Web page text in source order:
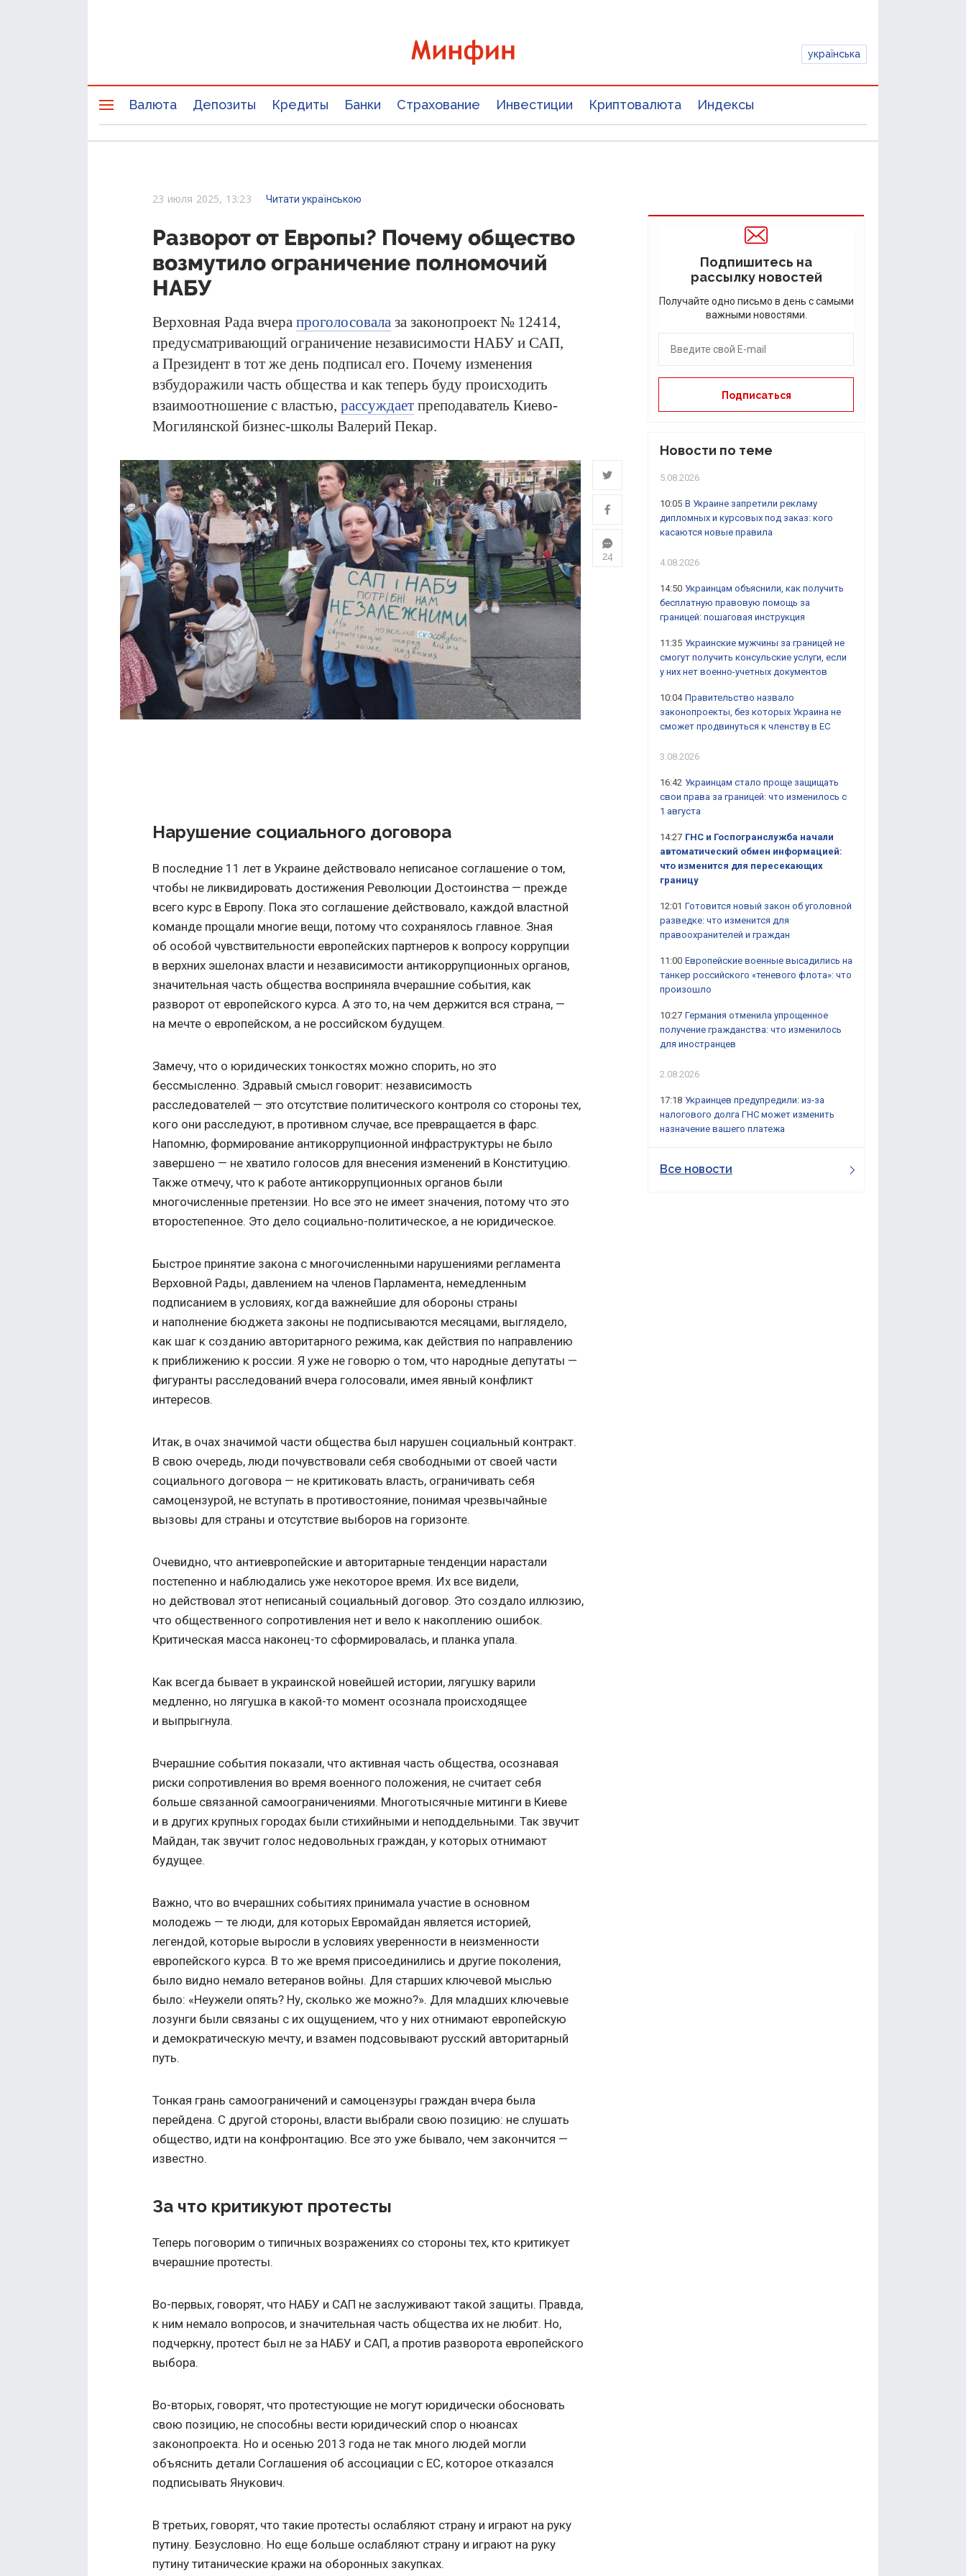
українська
Валюта Депозиты Кредиты Банки Страхование Инвестиции Криптовалюта Индексы
23 июля 2025, 13:23 Читати українською
Разворот от Европы? Почему общество
возмутило ограничение полномочий
НАБУ
Верховная Рада вчера проголосовала за законопроект № 12414,
предусматривающий ограничение независимости НАБУ и САП,
а Президент в тот же день подписал его. Почему изменения
взбудоражили часть общества и как теперь буду происходить
взаимоотношение с властью, рассуждает преподаватель Киево-
Могилянской бизнес-школы Валерий Пекар.
24
Нарушение социального договора
В последние 11 лет в Украине действовало неписаное соглашение о том,
чтобы не ликвидировать достижения Революции Достоинства — прежде
всего курс в Европу. Пока это соглашение действовало, каждой властной
команде прощали многие вещи, потому что сохранялось главное. Зная
об особой чувствительности европейских партнеров к вопросу коррупции
в верхних эшелонах власти и независимости антикоррупционных органов,
значительная часть общества восприняла вчерашние события, как
разворот от европейского курса. А это то, на чем держится вся страна, —
на мечте о европейском, а не российском будущем.
Замечу, что о юридических тонкостях можно спорить, но это
бессмысленно. Здравый смысл говорит: независимость
расследователей — это отсутствие политического контроля со стороны тех,
кого они расследуют, в противном случае, все превращается в фарс.
Напомню, формирование антикоррупционной инфраструктуры не было
завершено — не хватило голосов для внесения изменений в Конституцию.
Также отмечу, что к работе антикоррупционных органов были
многочисленные претензии. Но все это не имеет значения, потому что это
второстепенное. Это дело социально-политическое, а не юридическое.
Быстрое принятие закона с многочисленными нарушениями регламента
Верховной Рады, давлением на членов Парламента, немедленным
подписанием в условиях, когда важнейшие для обороны страны
и наполнение бюджета законы не подписываются месяцами, выглядело,
как шаг к созданию авторитарного режима, как действия по направлению
к приближению к россии. Я уже не говорю о том, что народные депутаты —
фигуранты расследований вчера голосовали, имея явный конфликт
интересов.
Итак, в очах значимой части общества был нарушен социальный контракт.
В свою очередь, люди почувствовали себя свободными от своей части
социального договора — не критиковать власть, ограничивать себя
самоцензурой, не вступать в противостояние, понимая чрезвычайные
вызовы для страны и отсутствие выборов на горизонте.
Очевидно, что антиевропейские и авторитарные тенденции нарастали
постепенно и наблюдались уже некоторое время. Их все видели,
но действовал этот неписаный социальный договор. Это создало иллюзию,
что общественного сопротивления нет и вело к накоплению ошибок.
Критическая масса наконец-то сформировалась, и планка упала.
Как всегда бывает в украинской новейшей истории, лягушку варили
медленно, но лягушка в какой-то момент осознала происходящее
и выпрыгнула.
Вчерашние события показали, что активная часть общества, осознавая
риски сопротивления во время военного положения, не считает себя
больше связанной самоограничениями. Многотысячные митинги в Киеве
и в других крупных городах были стихийными и неподдельными. Так звучит
Майдан, так звучит голос недовольных граждан, у которых отнимают
будущее.
Важно, что во вчерашних событиях принимала участие в основном
молодежь — те люди, для которых Евромайдан является историей,
легендой, которые выросли в условиях уверенности в неизменности
европейского курса. В то же время присоединились и другие поколения,
было видно немало ветеранов войны. Для старших ключевой мыслью
было: «Неужели опять? Ну, сколько же можно?». Для младших ключевые
лозунги были связаны с их ощущением, что у них отнимают европейскую
и демократическую мечту, и взамен подсовывают русский авторитарный
путь.
Тонкая грань самоограничений и самоцензуры граждан вчера была
перейдена. С другой стороны, власти выбрали свою позицию: не слушать
общество, идти на конфронтацию. Все это уже бывало, чем закончится —
известно.
За что критикуют протесты
Теперь поговорим о типичных возражениях со стороны тех, кто критикует
вчерашние протесты.
Во-первых, говорят, что НАБУ и САП не заслуживают такой защиты. Правда,
к ним немало вопросов, и значительная часть общества их не любит. Но,
подчеркну, протест был не за НАБУ и САП, а против разворота европейского
выбора.
Во-вторых, говорят, что протестующие не могут юридически обосновать
свою позицию, не способны вести юридический спор о нюансах
законопроекта. Но и осенью 2013 года не так много людей могли
объяснить детали Соглашения об ассоциации с ЕС, которое отказался
подписывать Янукович.
В третьих, говорят, что такие протесты ослабляют страну и играют на руку
путину. Безусловно. Но еще больше ослабляют страну и играют на руку
путину титанические кражи на оборонных закупках.
Подпишитесь на
рассылку новостей
Получайте одно письмо в день с самыми
важными новостями.
Новости по теме
5.08.2026
10:05 В Украине запретили рекламу
дипломных и курсовых под заказ: кого
касаются новые правила
4.08.2026
14:50 Украинцам объяснили, как получить
бесплатную правовую помощь за
границей: пошаговая инструкция
11:35 Украинские мужчины за границей не
смогут получить консульские услуги, если
у них нет военно-учетных документов
10:04 Правительство назвало
законопроекты, без которых Украина не
сможет продвинуться к членству в ЕС
3.08.2026
16:42 Украинцам стало проще защищать
свои права за границей: что изменилось с
1 августа
14:27 ГНС и Госпогранслужба начали
автоматический обмен информацией:
что изменится для пересекающих
границу
12:01 Готовится новый закон об уголовной
разведке: что изменится для
правоохранителей и граждан
11:00 Европейские военные высадились на
танкер российского «теневого флота»: что
произошло
10:27 Германия отменила упрощенное
получение гражданства: что изменилось
для иностранцев
2.08.2026
17:18 Украинцев предупредили: из-за
налогового долга ГНС может изменить
назначение вашего платежа
Все новости